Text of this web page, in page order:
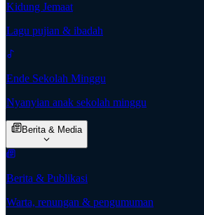
Kidung Jemaat
Lagu pujian & ibadah
Ende Sekolah Minggu
Nyanyian anak sekolah minggu
Berita & Media
Berita & Publikasi
Warta, renungan & pengumuman